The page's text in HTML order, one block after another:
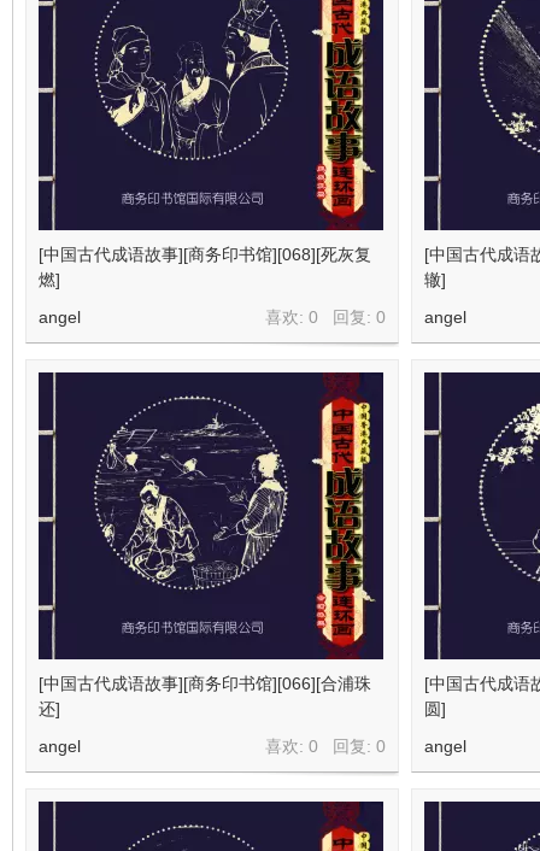
[中国古代成语故事][商务印书馆][068][死灰复
燃]
喜欢: 0 回复: 0
angel
[中国古代成语
辙]
angel
[中国古代成语故事][商务印书馆][066][合浦珠
还]
喜欢: 0 回复: 0
angel
[中国古代成语
圆]
angel